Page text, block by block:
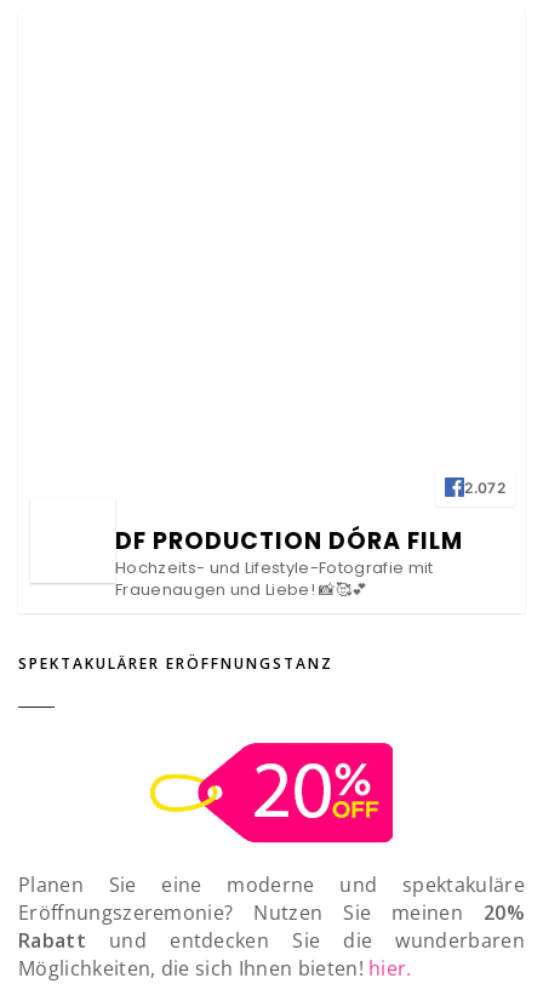
2.072
DF PRODUCTION DÓRA FILM
Hochzeits- und Lifestyle-Fotografie mit
Frauenaugen und Liebe! 📸🥰💕
SPEKTAKULÄRER ERÖFFNUNGSTANZ
Planen Sie eine moderne und spektakuläre
Eröffnungszeremonie? Nutzen Sie meinen 20%
Rabatt und entdecken Sie die wunderbaren
Möglichkeiten, die sich Ihnen bieten! hier.